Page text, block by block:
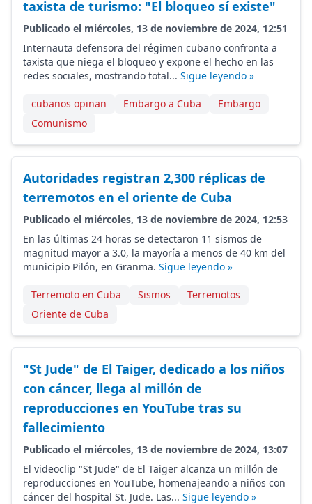
taxista de turismo: "El bloqueo sí existe"
Publicado el miércoles, 13 de noviembre de 2024, 12:51
Internauta defensora del régimen cubano confronta a
taxista que niega el bloqueo y expone el hecho en las
redes sociales, mostrando total... Sigue leyendo »
cubanos opinan Embargo a Cuba
Embargo
Comunismo
Autoridades registran 2,300 réplicas de
terremotos en el oriente de Cuba
Publicado el miércoles, 13 de noviembre de 2024, 12:53
En las últimas 24 horas se detectaron 11 sismos de
magnitud mayor a 3.0, la mayoría a menos de 40 km del
municipio Pilón, en Granma. Sigue leyendo »
Terremoto en Cuba Sismos
Terremotos
Oriente de Cuba
"St Jude" de El Taiger, dedicado a los niños
con cáncer, llega al millón de
reproducciones en YouTube tras su
fallecimiento
Publicado el miércoles, 13 de noviembre de 2024, 13:07
El videoclip "St Jude" de El Taiger alcanza un millón de
reproducciones en YouTube, homenajeando a niños con
cáncer del hospital St. Jude. Las... Sigue leyendo »